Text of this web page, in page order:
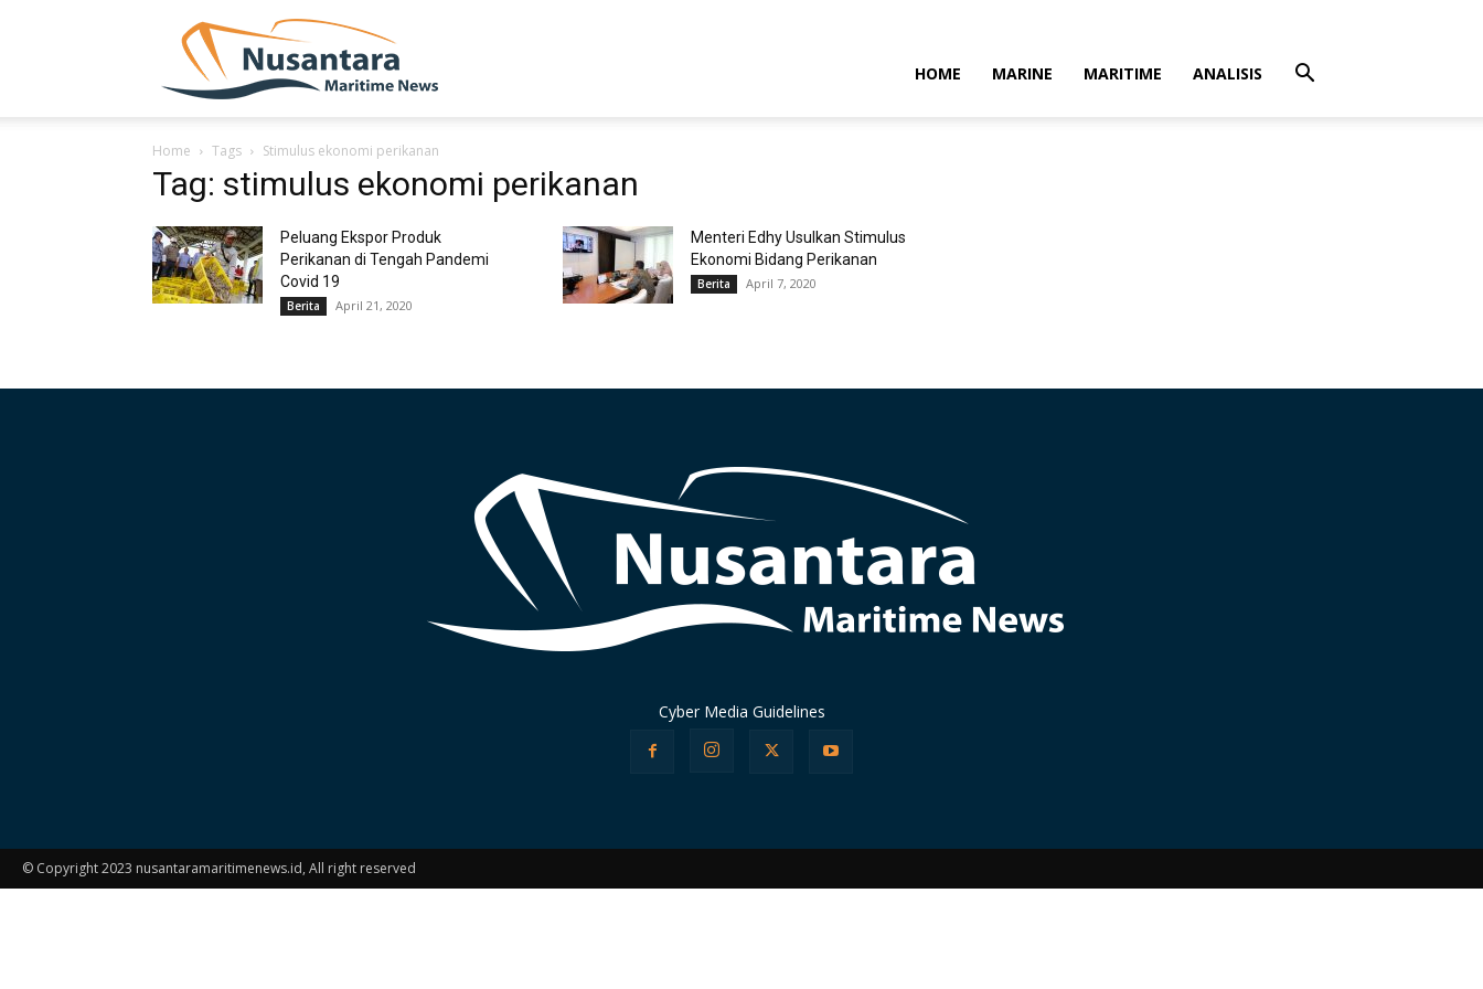
HOME MARINE MARITIME ANALISIS
Home Tags Stimulus ekonomi perikanan
Tag: stimulus ekonomi perikanan
Peluang Ekspor Produk
Perikanan di Tengah Pandemi
Covid 19
Berita April 21, 2020
Menteri Edhy Usulkan Stimulus
Ekonomi Bidang Perikanan
Berita April 7, 2020
Cyber Media Guidelines
© Copyright 2023 nusantaramaritimenews.id, All right reserved